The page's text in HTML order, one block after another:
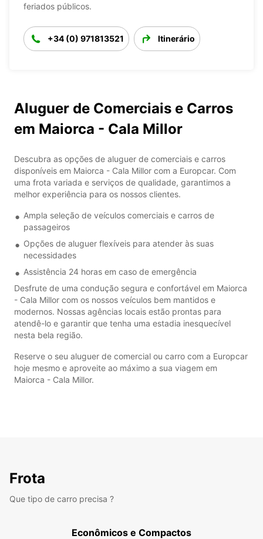
feriados públicos.
+34 (0) 971813521 Itinerário
Aluguer de Comerciais e Carros
em Maiorca - Cala Millor
Descubra as opções de aluguer de comerciais e carros
disponíveis em Maiorca - Cala Millor com a Europcar. Com
uma frota variada e serviços de qualidade, garantimos a
melhor experiência para os nossos clientes.
Ampla seleção de veículos comerciais e carros de
passageiros
Opções de aluguer flexíveis para atender às suas
necessidades
Assistência 24 horas em caso de emergência
Desfrute de uma condução segura e confortável em Maiorca
- Cala Millor com os nossos veículos bem mantidos e
modernos. Nossas agências locais estão prontas para
atendê-lo e garantir que tenha uma estadia inesquecível
nesta bela região.
Reserve o seu aluguer de comercial ou carro com a Europcar
hoje mesmo e aproveite ao máximo a sua viagem em
Maiorca - Cala Millor.
Frota
Que tipo de carro precisa ?
Econômicos e Compactos